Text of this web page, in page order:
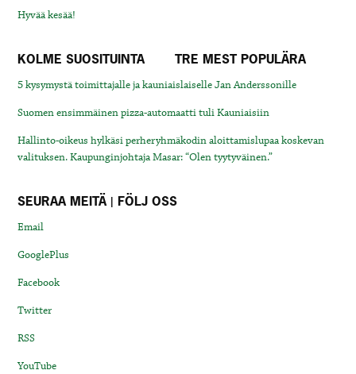
Hyvää kesää!
KOLME SUOSITUINTA TRE MEST POPULÄRA
5 kysymystä toimittajalle ja kauniaislaiselle Jan Anderssonille
Suomen ensimmäinen pizza-automaatti tuli Kauniaisiin
Hallinto-oikeus hylkäsi perheryhmäkodin aloittamislupaa koskevan
valituksen. Kaupunginjohtaja Masar: “Olen tyytyväinen.”
SEURAA MEITÄ | FÖLJ OSS
Email
GooglePlus
Facebook
Twitter
RSS
YouTube